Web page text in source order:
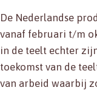
De Nederlandse
vanaf februari t/m
in de teelt echter
toekomst van de
van arbeid waarbij